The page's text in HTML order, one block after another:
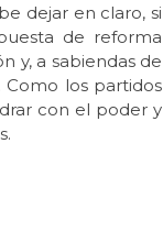
dejar en claro, si
de reforma
y, a sabiendas de
Como los partidos
con el poder y